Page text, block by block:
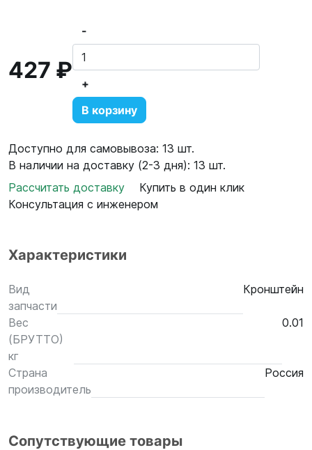
427 ₽
-
+
В корзину
Доступно для самовывоза: 13 шт.
В наличии на доставку (2-3 дня): 13 шт.
Рассчитать доставку
Купить в один клик
Консультация с инженером
Характеристики
Вид
запчасти
Кронштейн
Вес
(БРУТТО)
кг
0.01
Страна
производитель
Россия
Сопутствующие товары